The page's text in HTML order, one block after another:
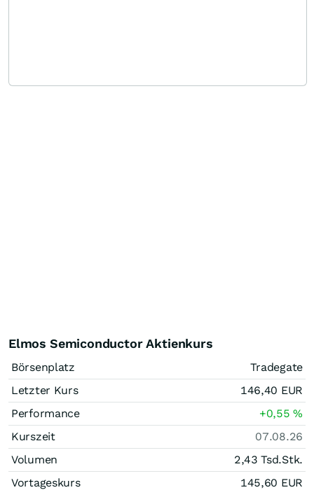
Elmos Semiconductor Aktienkurs
Börsenplatz
Tradegate
Letzter Kurs
146,40 EUR
Performance
+0,55%
Kurszeit
07.08.26
Volumen
2,43 Tsd.Stk.
Vortageskurs
145,60 EUR